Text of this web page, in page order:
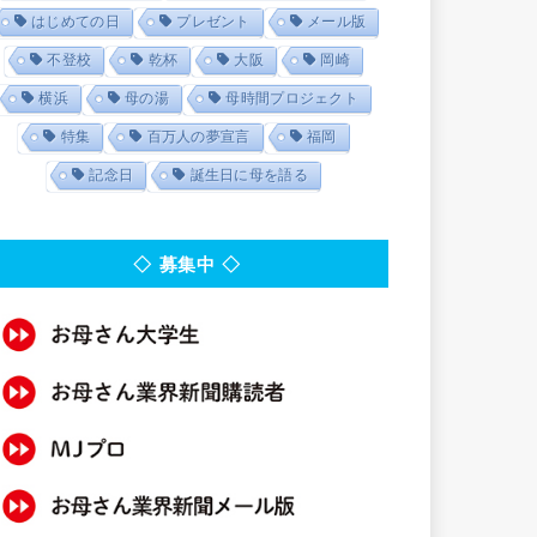
はじめての日 プレゼント メール版
不登校 乾杯 大阪 岡崎
横浜 母の湯 母時間プロジェクト
特集 百万人の夢宣言 福岡
記念日 誕生日に母を語る
◇ 募集中 ◇